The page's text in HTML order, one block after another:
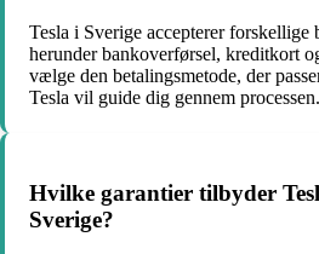
Tesla i Sverige accepterer forskellige
herunder bankoverførsel, kreditkort
vælge den betalingsmetode, der
Tesla vil guide dig gennem processen.
Hvilke garantier tilbyder
Sverige?